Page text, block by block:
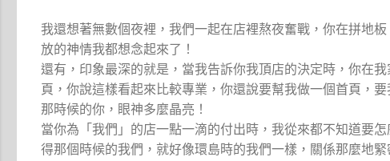
我還想著無數個夜裡，我們一起在店裡熬夜奮戰，你在拼地
放的神情我都想念起來了！
還有，印象最深的就是，當我告訴你我頂店的決定時，你在
頁，你說這樣看起來比較專業，你還說要幫我做一個首頁，
那時候的你，眼神多麼晶亮！
當你為「我們」的店一點一滴的付出時，我從來都不知道要
得那個時候的我們，就好像環島時的我們一樣，關係那麼地